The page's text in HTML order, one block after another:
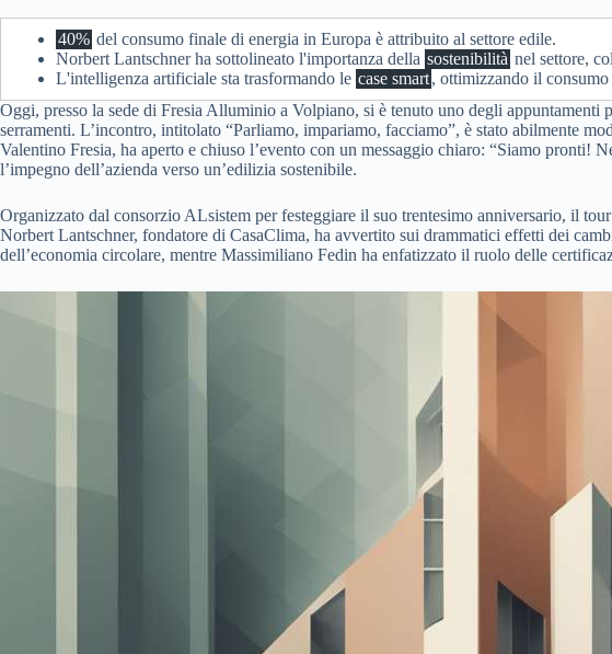
40% del consumo finale di energia in Europa è attribuito al settore edile.
Norbert Lantschner ha sottolineato l'importanza della sostenibilità nel settore,
L'intelligenza artificiale sta trasformando le case smart, ottimizzando il
Oggi, presso la sede di Fresia Alluminio a Volpiano, si è tenuto uno degli
serramenti. L’incontro, intitolato “Parliamo, impariamo, facciamo”, è stato abilmente
Valentino Fresia, ha aperto e chiuso l’evento con un messaggio chiaro: “Siamo pronti!
l’impegno dell’azienda verso un’edilizia sostenibile.
Organizzato dal consorzio ALsistem per festeggiare il suo trentesimo anniversario, il
Norbert Lantschner, fondatore di CasaClima, ha avvertito sui drammatici effetti dei
dell’economia circolare, mentre Massimiliano Fedin ha enfatizzato il ruolo delle